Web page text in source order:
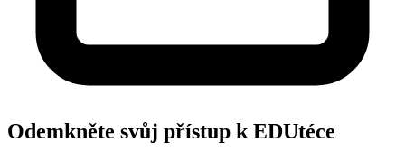
Odemkněte svůj přístup k EDUtéce